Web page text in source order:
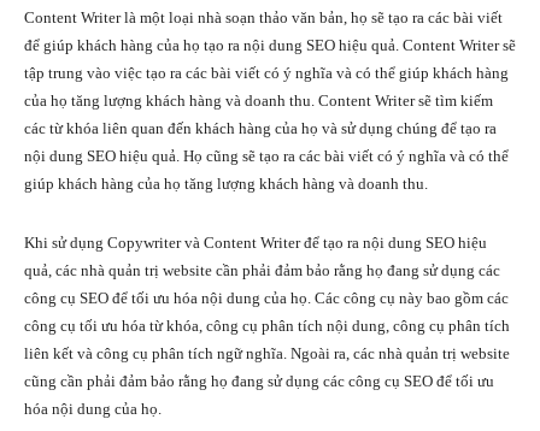
Content Writer là một loại nhà soạn thảo văn bản, họ sẽ tạo ra các bài viết
để giúp khách hàng của họ tạo ra nội dung SEO hiệu quả. Content Writer sẽ
tập trung vào việc tạo ra các bài viết có ý nghĩa và có thể giúp khách hàng
của họ tăng lượng khách hàng và doanh thu. Content Writer sẽ tìm kiếm
các từ khóa liên quan đến khách hàng của họ và sử dụng chúng để tạo ra
nội dung SEO hiệu quả. Họ cũng sẽ tạo ra các bài viết có ý nghĩa và có thể
giúp khách hàng của họ tăng lượng khách hàng và doanh thu.
Khi sử dụng Copywriter và Content Writer để tạo ra nội dung SEO hiệu
quả, các nhà quản trị website cần phải đảm bảo rằng họ đang sử dụng các
công cụ SEO để tối ưu hóa nội dung của họ. Các công cụ này bao gồm các
công cụ tối ưu hóa từ khóa, công cụ phân tích nội dung, công cụ phân tích
liên kết và công cụ phân tích ngữ nghĩa. Ngoài ra, các nhà quản trị website
cũng cần phải đảm bảo rằng họ đang sử dụng các công cụ SEO để tối ưu
hóa nội dung của họ.